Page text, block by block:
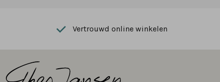
Vertrouwd online winkelen